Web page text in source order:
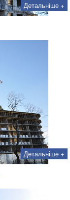
Детальніше +
Детальніше +